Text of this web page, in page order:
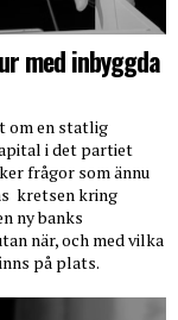
med inbyggda
om en statlig
i det partiet
frågor som ännu
kretsen kring
ny banks
när, och med vilka
på plats.